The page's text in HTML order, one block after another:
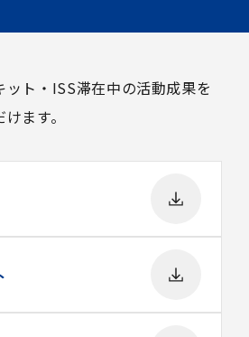
ト・ISS滞在中の活動成果を
ます。